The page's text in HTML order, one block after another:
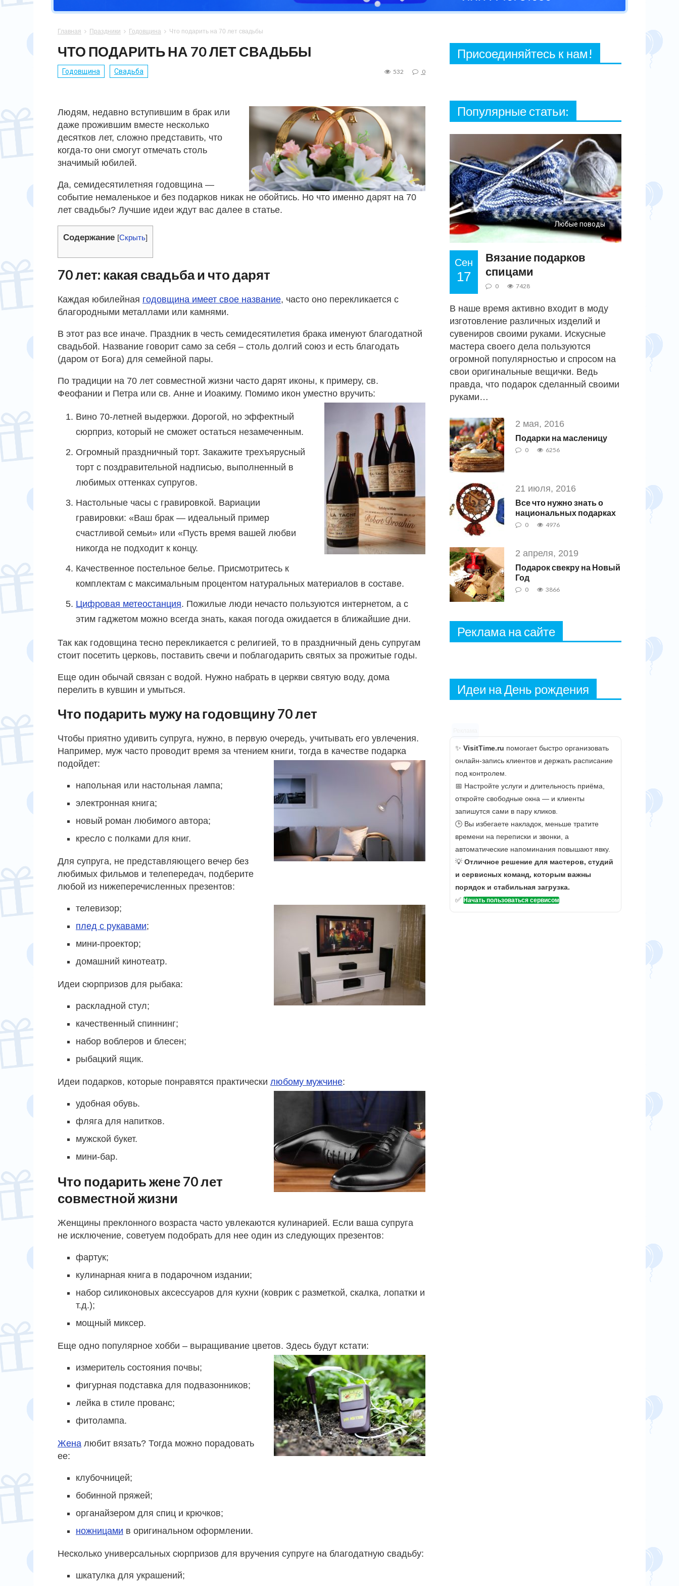
СПОРТСМЕНУ
27 ФЕВРАЛЯ, 2021
МАМЕ
ПОДРУГЕ
ПАПЕ
СЫНУ
ПАСХА
ЮБИЛЕЙ
Главная  Праздники  Годовщина  Что подарить на 70 лет свадьбы
ЧТО ПОДАРИТЬ НА 70 ЛЕТ СВАДЬБЫ
Годовщина Свадьба 532 0
Людям, недавно вступившим в брак или
даже прожившим вместе несколько
десятков лет, сложно представить, что
когда-то они смогут отмечать столь
значимый юбилей.
Да, семидесятилетняя годовщина —
событие немаленькое и без подарков никак не обойтись. Но что именно дарят на 70
лет свадьбы? Лучшие идеи ждут вас далее в статье.
Содержание [Скрыть]
70 лет: какая свадьба и что дарят
Каждая юбилейная годовщина имеет свое название, часто оно перекликается с
благородными металлами или камнями.
В этот раз все иначе. Праздник в честь семидесятилетия брака именуют благодатной
свадьбой. Название говорит само за себя – столь долгий союз и есть благодать
(даром от Бога) для семейной пары.
По традиции на 70 лет совместной жизни часто дарят иконы, к примеру, св.
Феофании и Петра или св. Анне и Иоакиму. Помимо икон уместно вручить:
Вино 70-летней выдержки. Дорогой, но эффектный
сюрприз, который не сможет остаться незамеченным.
Огромный праздничный торт. Закажите трехъярусный
торт с поздравительной надписью, выполненный в
любимых оттенках супругов.
Настольные часы с гравировкой. Вариации
гравировки: «Ваш брак — идеальный пример
счастливой семьи» или «Пусть время вашей любви
никогда не подходит к концу.
Качественное постельное белье. Присмотритесь к
комплектам с максимальным процентом натуральных материалов в составе.
Цифровая метеостанция. Пожилые люди нечасто пользуются интернетом, а с
этим гаджетом можно всегда знать, какая погода ожидается в ближайшие дни.
Так как годовщина тесно перекликается с религией, то в праздничный день супругам
стоит посетить церковь, поставить свечи и поблагодарить святых за прожитые годы.
Еще один обычай связан с водой. Нужно набрать в церкви святую воду, дома
перелить в кувшин и умыться.
Что подарить мужу на годовщину 70 лет
Чтобы приятно удивить супруга, нужно, в первую очередь, учитывать его увлечения.
Например, муж часто проводит время за чтением книги, тогда в качестве подарка
подойдет:
напольная или настольная лампа;
электронная книга;
новый роман любимого автора;
кресло с полками для книг.
Для супруга, не представляющего вечер без
любимых фильмов и телепередач, подберите
любой из нижеперечисленных презентов:
телевизор;
плед с рукавами;
мини-проектор;
домашний кинотеатр.
Идеи сюрпризов для рыбака:
раскладной стул;
качественный спиннинг;
набор воблеров и блесен;
рыбацкий ящик.
Идеи подарков, которые понравятся практически любому мужчине:
удобная обувь.
фляга для напитков.
мужской букет.
мини-бар.
Что подарить жене 70 лет
совместной жизни
Женщины преклонного возраста часто увлекаются кулинарией. Если ваша супруга
не исключение, советуем подобрать для нее один из следующих презентов:
фартук;
кулинарная книга в подарочном издании;
набор силиконовых аксессуаров для кухни (коврик с разметкой, скалка, лопатки и
т.д.);
мощный миксер.
Еще одно популярное хобби – выращивание цветов. Здесь будут кстати:
измеритель состояния почвы;
фигурная подставка для подвазонников;
лейка в стиле прованс;
фитолампа.
Жена любит вязать? Тогда можно порадовать
ее:
клубочницей;
бобинной пряжей;
органайзером для спиц и крючков;
ножницами в оригинальном оформлении.
Несколько универсальных сюрпризов для вручения супруге на благодатную свадьбу:
шкатулка для украшений;
Присоединяйтесь к нам!
Популярные статьи:
Любые поводы
Сен
17
Вязание подарков
спицами
0 7428
В наше время активно входит в моду
изготовление различных изделий и
сувениров своими руками. Искусные
мастера своего дела пользуются
огромной популярностью и спросом на
свои оригинальные вещички. Ведь
правда, что подарок сделанный своими
руками…
2 мая, 2016
Подарки на масленицу
0 6256
21 июля, 2016
Все что нужно знать о
национальных подарках
0 4976
2 апреля, 2019
Подарок свекру на Новый
Год
0 3866
Реклама на сайте
Идеи на День рождения
✨ VisitTime.ru помогает быстро организовать
онлайн-запись клиентов и держать расписание
под контролем.
📅 Настройте услуги и длительность приёма,
откройте свободные окна — и клиенты
запишутся сами в пару кликов.
🕒 Вы избегаете накладок, меньше тратите
времени на переписки и звонки, а
автоматические напоминания повышают явку.
💡 Отличное решение для мастеров, студий
и сервисных команд, которым важны
порядок и стабильная загрузка.
✅ Начать пользоваться сервисом